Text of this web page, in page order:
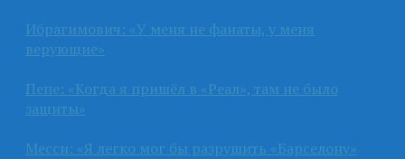
Ибрагимович: «У меня не фанаты, у меня
верующие»
Пепе: «Когда я пришёл в «Реал», там не было
защиты»
Месси: «Я легко мог бы разрушить «Барселону»